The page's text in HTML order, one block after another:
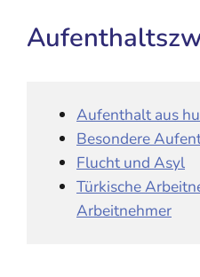
Aufenthalt aus
Besondere
Flucht und Asyl
Türkische
Arbeitnehmer